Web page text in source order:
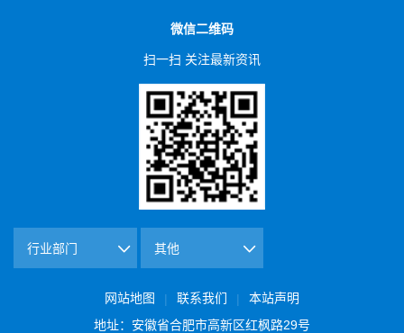
微信二维码
扫一扫 关注最新资讯
网站地图 | 联系我们 |
本站声明
地址：安徽省合肥市高新区红枫路29号